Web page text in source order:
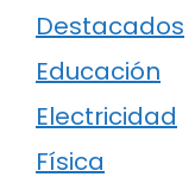
Destacados
Educación
Electricidad
Física